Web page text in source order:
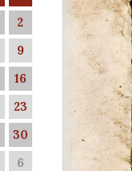
2
9
16
23
30
6